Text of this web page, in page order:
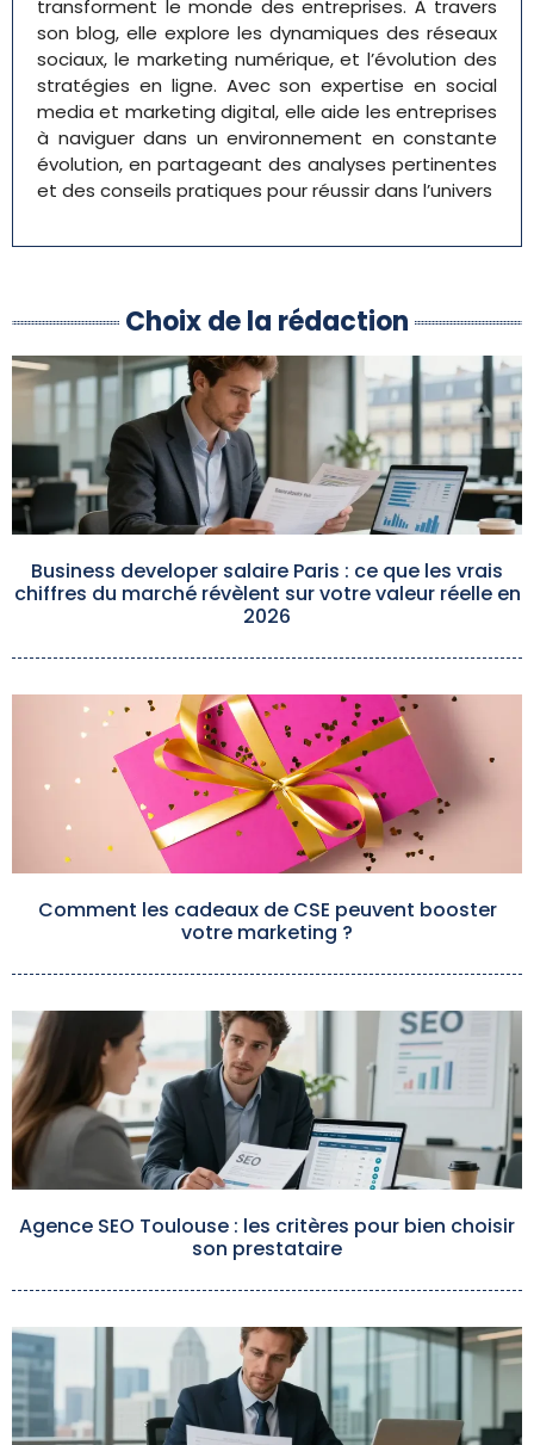
transforment le monde des entreprises. À travers
son blog, elle explore les dynamiques des réseaux
sociaux, le marketing numérique, et l’évolution des
stratégies en ligne. Avec son expertise en social
media et marketing digital, elle aide les entreprises
à naviguer dans un environnement en constante
évolution, en partageant des analyses pertinentes
et des conseils pratiques pour réussir dans l’univers
Choix de la rédaction
Business developer salaire Paris : ce que les vrais
chiffres du marché révèlent sur votre valeur réelle en
2026
Comment les cadeaux de CSE peuvent booster
votre marketing ?
Agence SEO Toulouse : les critères pour bien choisir
son prestataire